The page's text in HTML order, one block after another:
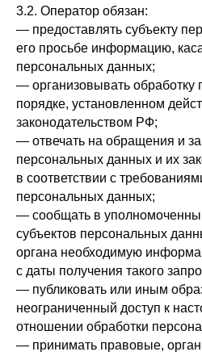
3.2. Оператор обязан:
— предоставлять субъекту
его просьбе информацию,
персональных данных;
— организовывать обработку
порядке, установленном
законодательством РФ;
— отвечать на обращения и
персональных данных и их
в соответствии с
персональных данных;
— сообщать в
субъектов персональных
органа необходимую
с даты получения такого
— публиковать или иным
неограниченный доступ к
отношении обработки
— принимать правовые,